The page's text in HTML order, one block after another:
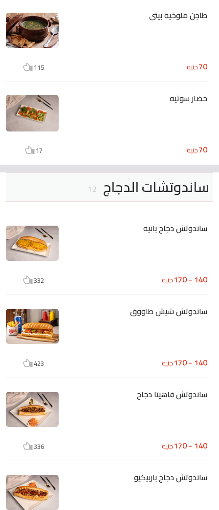
طاجن ملوخية بيتى
70جنيه 115
خضار سوتيه
70جنيه 17
ساندوتشات الدجاج 12
ساندوتش دجاج بانيه
140 - 170 جنيه 332
ساندوتش شيش طاووق
140 - 170 جنيه 423
ساندوتش فاهيتا دجاج
140 - 170 جنيه 336
ساندوتش دجاج باربيكيو